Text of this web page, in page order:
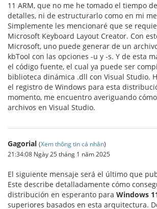
11 ARM, que no me he tomado el tiempo
detalles, ni de estructurarlo como en mi
Simplemente les mencionaré que se
Microsoft Keyboard Layout Creator. Con
Microsoft, uno puede generar de un
kbTool con las opciones -u y -s. Y de esta
el código fuente, el cual ya puede ser
biblioteca dinámica .dll con Visual Studio.
el registro de Windows para esta
momento, me encuentro averiguando
archivos en Visual Studio.
Gagorial (Xem thông tin cá nhân)
21:34:08 Ngày 25 tháng 1 năm 2025
El siguiente mensaje será el último que
Este describe detalladamente cómo
distribución en esperanto para Windows
superiores basados en esta arquitectura.